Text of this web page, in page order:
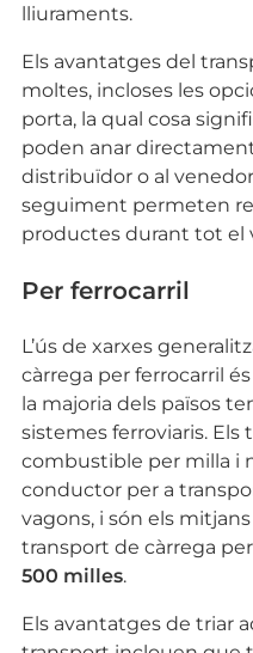
lliuraments.
Els avantatges del
moltes, incloses les
porta, la qual cosa
poden anar
distribuïdor o al
seguiment permeten
productes durant tot el
Per ferrocarril
L’ús de xarxes
càrrega per ferrocarril
la majoria dels països
sistemes ferroviaris.
combustible per milla i
conductor per a
vagons, i són els
transport de càrrega
500 milles.
Els avantatges de triar